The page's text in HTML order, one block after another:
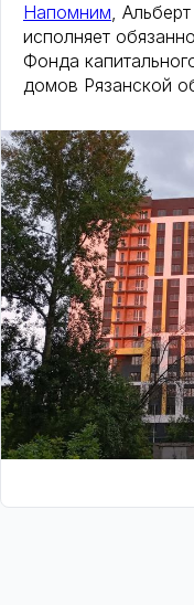
Напомним,
исполняет
Фонда
домов Рязанской